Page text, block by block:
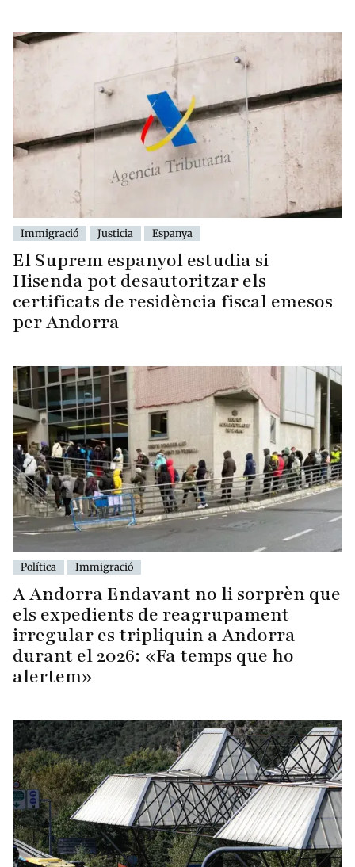
Immigració Justicia Espanya
El Suprem espanyol estudia si
Hisenda pot desautoritzar els
certificats de residència fiscal emesos
per Andorra
Política Immigració
A Andorra Endavant no li sorprèn que
els expedients de reagrupament
irregular es tripliquin a Andorra
durant el 2026: «Fa temps que ho
alertem»